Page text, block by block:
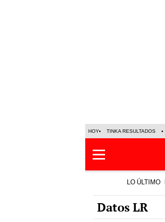
HOY TINKA RESULTADOS
LO ÚLTIMO
Datos LR